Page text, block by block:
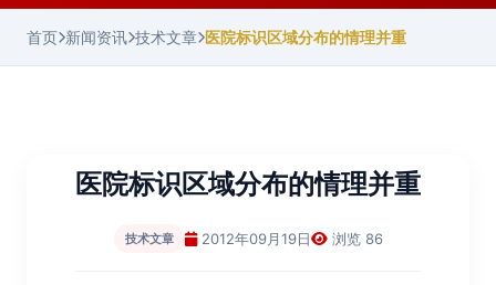
首页 新闻资讯 技术文章 医院标识区域分布的情理并重
医院标识区域分布的情理并重
技术文章 2012年09月19日 浏览 86